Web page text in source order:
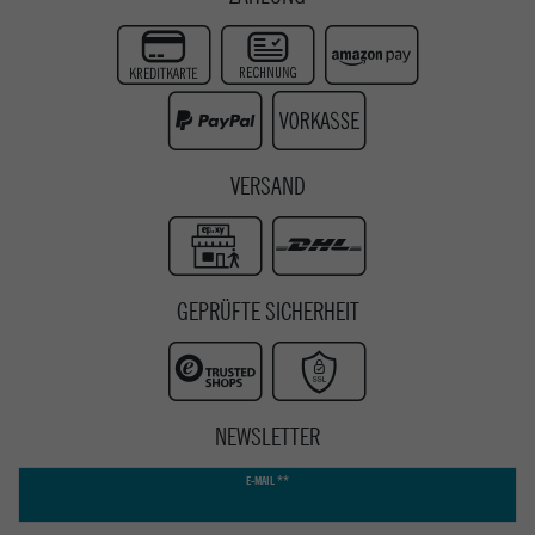
Instagram
Youtube
VERSAND
GEPRÜFTE SICHERHEIT
NEWSLETTER
E-MAIL **